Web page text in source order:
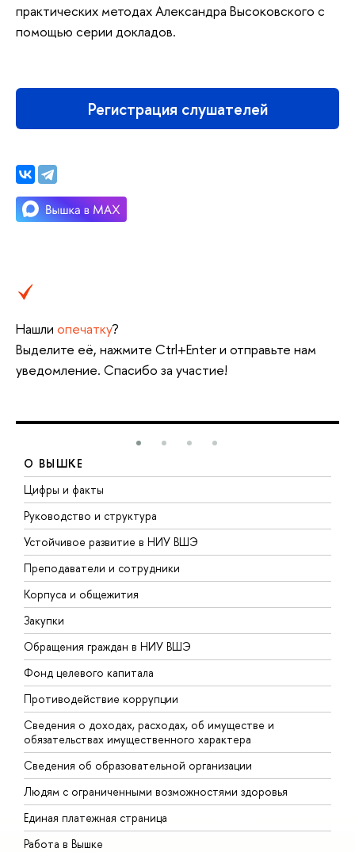
практических методах Александра Высоковского с
помощью серии докладов.
Регистрация слушателей
Нашли опечатку?
Выделите её, нажмите Ctrl+Enter и отправьте нам
уведомление. Спасибо за участие!
О ВЫШКЕ
Цифры и факты
Руководство и структура
Устойчивое развитие в НИУ ВШЭ
Преподаватели и сотрудники
Корпуса и общежития
Закупки
Обращения граждан в НИУ ВШЭ
Фонд целевого капитала
Противодействие коррупции
Сведения о доходах, расходах, об имуществе и
обязательствах имущественного характера
Сведения об образовательной организации
Людям с ограниченными возможностями здоровья
Единая платежная страница
Работа в Вышке